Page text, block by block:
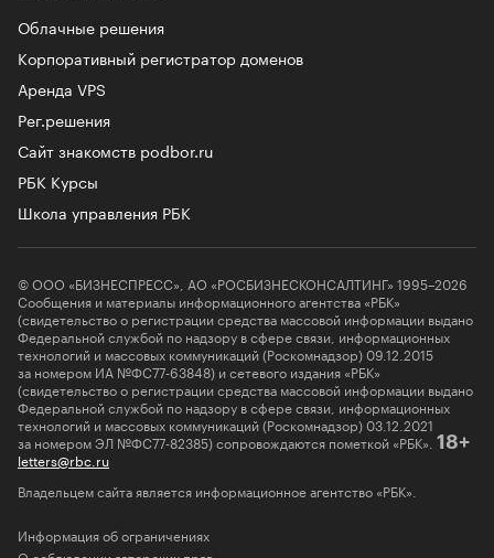
Облачные решения
Корпоративный регистратор доменов
Аренда VPS
Рег.решения
Сайт знакомств podbor.ru
РБК Курсы
Школа управления РБК
© ООО «БИЗНЕСПРЕСС», АО «РОСБИЗНЕСКОНСАЛТИНГ» 1995–2026
Сообщения и материалы информационного агентства «РБК»
(свидетельство о регистрации средства массовой информации выдано
Федеральной службой по надзору в сфере связи, информационных
технологий и массовых коммуникаций (Роскомнадзор) 09.12.2015
за номером ИА №ФС77-63848) и сетевого издания «РБК»
(свидетельство о регистрации средства массовой информации выдано
Федеральной службой по надзору в сфере связи, информационных
технологий и массовых коммуникаций (Роскомнадзор) 03.12.2021
за номером ЭЛ №ФС77-82385) сопровождаются пометкой «РБК». 18+
letters@rbc.ru
Владельцем сайта является информационное агентство «РБК».
Информация об ограничениях